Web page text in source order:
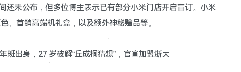
还未公布，但多位博主表示已有部分小米门店开启盲订。小米
、首销高端机礼盒，以及额外神秘赠品等。
班出身，27 岁破解“丘成桐猜想”，官宣加盟浙大